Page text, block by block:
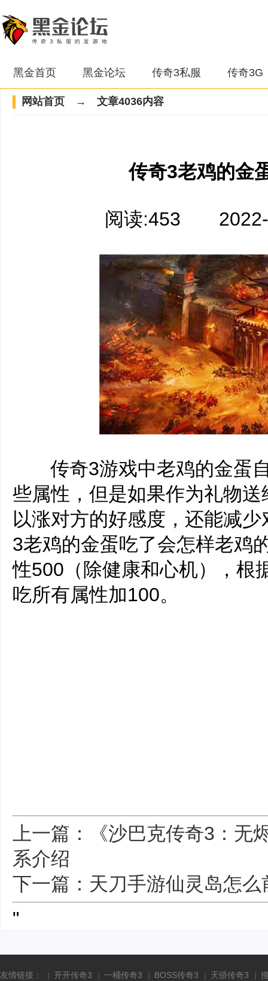
黑金首页 黑金论坛 传奇3私服 传奇3G
网站首页 → 文章4036内容
传奇3老鸡的金
阅读:453 2022-
传奇3游戏中老鸡的金蛋自
些属性，但是如果作为礼物
以涨对方的好感度，还能减
3老鸡的金蛋吃了会怎样老鸡
性500（除健康和心机），根
吃所有属性加100。
上一篇：《沙巴克传奇3：无
系介绍
下一篇：天刀手游仙灵岛怎么
"
友情链接： 开开传奇3 一桶传奇3 BOSS传奇3 天骄传奇3